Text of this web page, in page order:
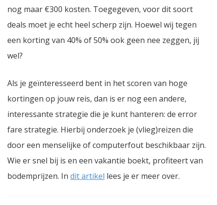
nog maar €300 kosten. Toegegeven, voor dit soort
deals moet je echt heel scherp zijn. Hoewel wij tegen
een korting van 40% of 50% ook geen nee zeggen, jij
wel?
Als je geïnteresseerd bent in het scoren van hoge
kortingen op jouw reis, dan is er nog een andere,
interessante strategie die je kunt hanteren: de error
fare strategie. Hierbij onderzoek je (vlieg)reizen die
door een menselijke of computerfout beschikbaar zijn.
Wie er snel bij is en een vakantie boekt, profiteert van
bodemprijzen. In dit artikel lees je er meer over.